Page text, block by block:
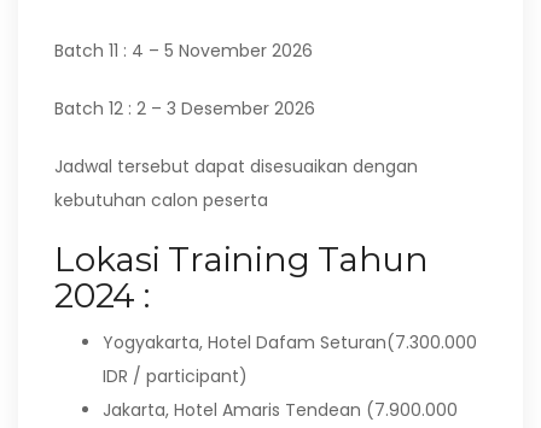
Batch 11 : 4 – 5 November 2026
Batch 12 : 2 – 3 Desember 2026
Jadwal tersebut dapat disesuaikan dengan
kebutuhan calon peserta
Lokasi Training Tahun
2024 :
Yogyakarta, Hotel Dafam Seturan(7.300.000
IDR / participant)
Jakarta, Hotel Amaris Tendean (7.900.000